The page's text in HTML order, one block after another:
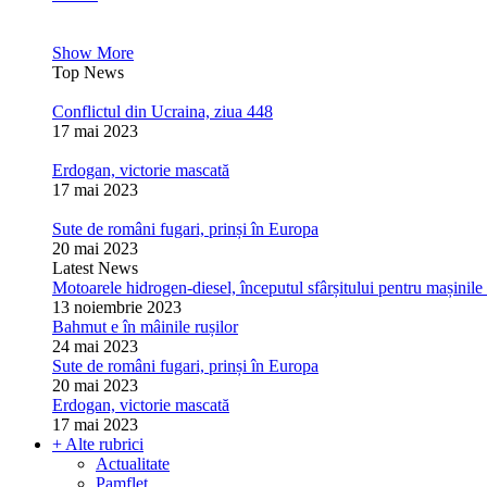
Show More
Top News
Conflictul din Ucraina, ziua 448
17 mai 2023
Erdogan, victorie mascată
17 mai 2023
Sute de români fugari, prinși în Europa
20 mai 2023
Latest News
Motoarele hidrogen-diesel, începutul sfârșitului pentru mașinile
13 noiembrie 2023
Bahmut e în mâinile rușilor
24 mai 2023
Sute de români fugari, prinși în Europa
20 mai 2023
Erdogan, victorie mascată
17 mai 2023
+ Alte rubrici
Actualitate
Pamflet